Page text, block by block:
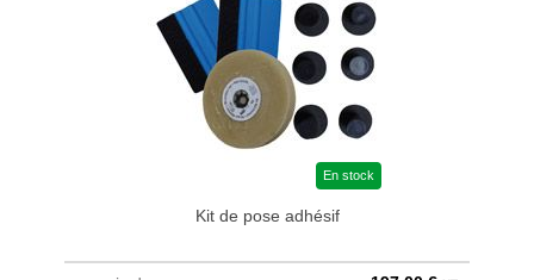
En stock
Kit de pose adhésif